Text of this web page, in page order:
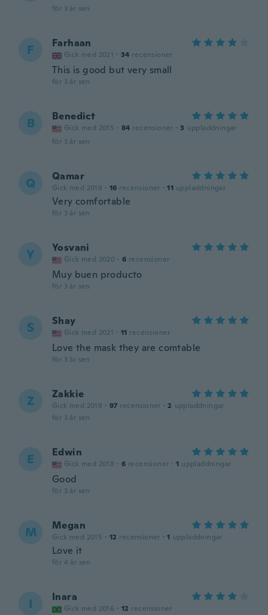
för 3 år sen
F Farhaan
Gick med 2021 · 34 recensioner
This is good but very small
för 3 år sen
B Benedict
Gick med 2015 · 84 recensioner · 3 uppladdningar
för 3 år sen
Q Qamar
Gick med 2018 · 16 recensioner · 11 uppladdningar
Very comfortable
för 3 år sen
Y Yosvani
Gick med 2020 · 6 recensioner
Muy buen producto
för 3 år sen
S Shay
Gick med 2021 · 11 recensioner
Love the mask they are comtable
för 3 år sen
Z Zakkie
Gick med 2019 · 97 recensioner · 2 uppladdningar
för 3 år sen
E Edwin
Gick med 2018 · 6 recensioner · 1 uppladdningar
Good
för 3 år sen
M Megan
Gick med 2015 · 12 recensioner · 1 uppladdningar
Love it
för 4 år sen
I Inara
Gick med 2016 · 12 recensioner